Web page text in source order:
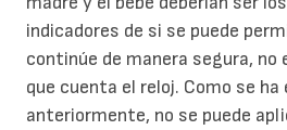
indicadores de si se puede
continúe de manera segura, no
que cuenta el reloj. Como se ha
anteriormente, no se puede